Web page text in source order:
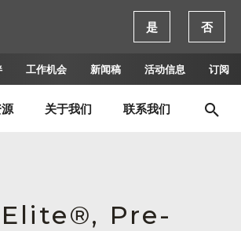
工作机会 新闻稿 活动信息 订阅
关于我们 联系我们
Pre-
是 否